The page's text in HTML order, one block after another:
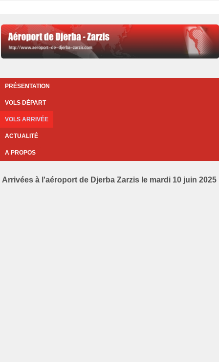
PRÉSENTATION
VOLS DÉPART
VOLS ARRIVÉE
ACTUALITÉ
A PROPOS
Arrivées à l'aéroport de Djerba Zarzis le mardi 10 juin 2025